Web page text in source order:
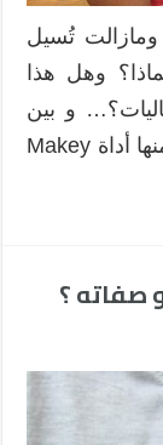
ومازالت تُسيل
وهل هذا
و بين
هذا وذاك تظهر بعض الأفكار المبدعة، ومنها أداة Makey
صفاته ؟